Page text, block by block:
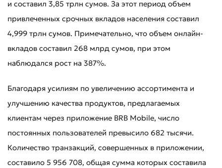
Плохо Отлично
и составил 3,85 трлн сумов. За этот период объем
привлеченных срочных вкладов населения составил
4,999 трлн сумов. Примечательно, что объем онлайн-
вкладов составил 268 млрд сумов, при этом
наблюдался рост на 387%.
Благодаря усилиям по увеличению ассортимента и
улучшению качества продуктов, предлагаемых
клиентам через приложение BRB Mobile, число
постоянных пользователей превысило 682 тысячи.
Количество транзакций, совершенных в приложении,
составило 5 956 708, общая сумма которых составила